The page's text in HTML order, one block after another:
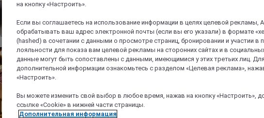
на кнопку «Настроить».
Если вы соглашаетесь на использование информации в целях целевой рекламы,
обрабатывать ваш адрес электронной почты (если вы его указали) в формате
(hashed) в сочетании с данными о просмотре страниц, бронировании и участии в
лояльности для показа вам целевой рекламы на сторонних сайтах и в
данные могут быть сопоставлены с данными, имеющимися у этих третьих лиц.
дополнительной информации ознакомьтесь с разделом «Целевая реклама»,
«Настроить».
Вы можете изменить свой выбор в любое время, нажав на кнопку «Настроить»,
ссылке «Cookie» в нижней части страницы.
Дополнительная информация